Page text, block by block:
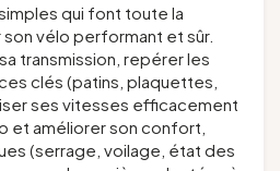
qui font toute la
vélo performant et sûr.
transmission, repérer les
clés (patins, plaquettes,
ses vitesses efficacement
et améliorer son confort,
(serrage, voilage, état des